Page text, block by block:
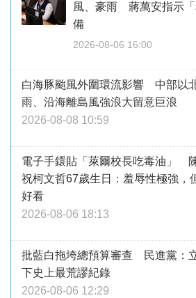
風、豪雨 蔣萬安指示
備
2026-08-06 16:00
白海豚颱風外圍環流影響 中部以
雨、沿海離島風強浪大留意巨浪
2026-08-08 10:59
電子手鐶貼「萊爾校長吃毒油」
祝柯文哲67歲生日：羞辱性極強，
好看
2026-08-06 18:13
批藍白拖垮總預算審查 民進黨：
下史上最荒謬紀錄
2026-08-06 12:29